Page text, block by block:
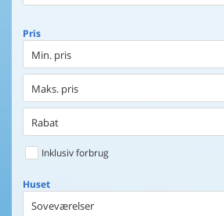
Pris
Min. pris
Maks. pris
Rabat
Inklusiv forbrug
Huset
Soveværelser